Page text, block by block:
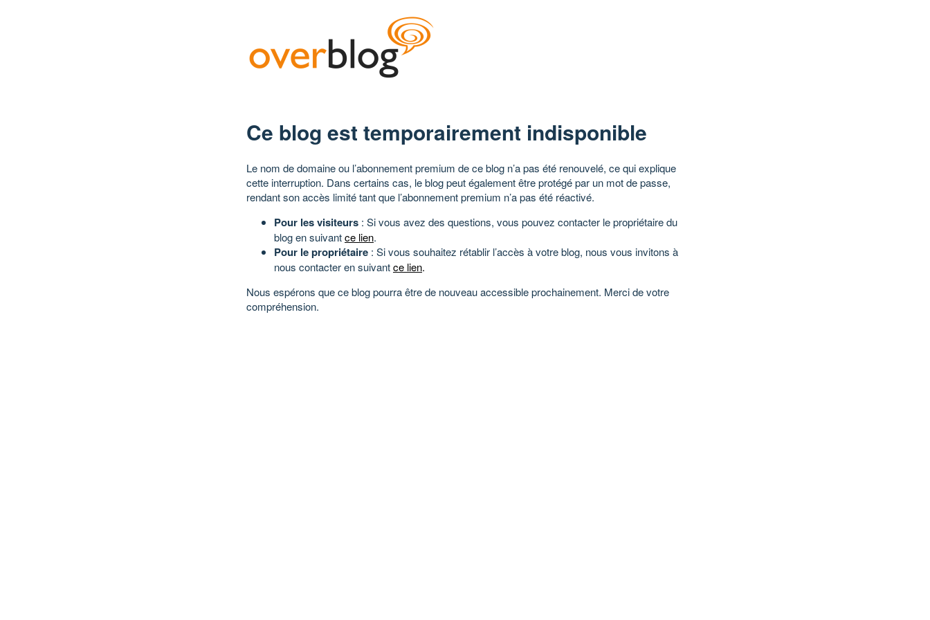
Ce blog est temporairement indisponible
Le nom de domaine ou l’abonnement premium de ce blog n’a pas été renouvelé, ce qui explique
cette interruption. Dans certains cas, le blog peut également être protégé par un mot de passe,
rendant son accès limité tant que l’abonnement premium n’a pas été réactivé.
Pour les visiteurs : Si vous avez des questions, vous pouvez contacter le propriétaire du
blog en suivantce lien.
Pour le propriétaire : Si vous souhaitez rétablir l’accès à votre blog, nous vous invitons à
nous contacter en suivantce lien.
Nous espérons que ce blog pourra être de nouveau accessible prochainement. Merci de votre
compréhension.